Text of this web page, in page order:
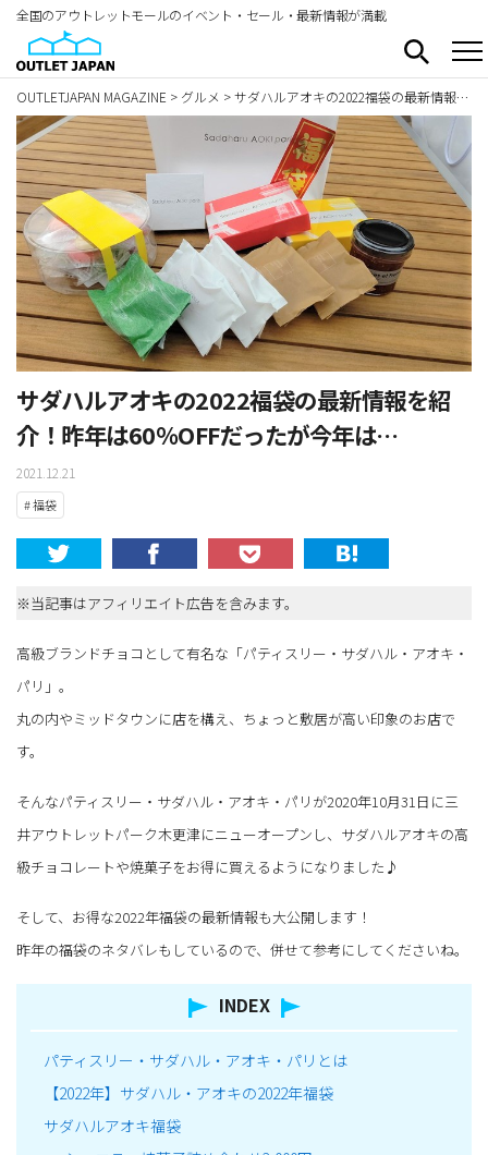
全国のアウトレットモールのイベント・セール・最新情報が満載
OUTLETJAPAN MAGAZINE > グルメ >サダハルアオキの2022福袋の最新情報を紹介！昨年は60％OFFだったが今年は…
サダハルアオキの2022福袋の最新情報を紹
介！昨年は60％OFFだったが今年は…
2021.12.21
# 福袋
※当記事はアフィリエイト広告を含みます。
高級ブランドチョコとして有名な「パティスリー・サダハル・アオキ・
パリ」。
丸の内やミッドタウンに店を構え、ちょっと敷居が高い印象のお店で
す。
そんなパティスリー・サダハル・アオキ・パリが2020年10月31日に三
井アウトレットパーク木更津にニューオープンし、サダハルアオキの高
級チョコレートや焼菓子をお得に買えるようになりました♪
そして、お得な2022年福袋の最新情報も大公開します！
昨年の福袋のネタバレもしているので、併せて参考にしてくださいね。
INDEX
パティスリー・サダハル・アオキ・パリとは
【2022年】サダハル・アオキの2022年福袋
サダハルアオキ福袋